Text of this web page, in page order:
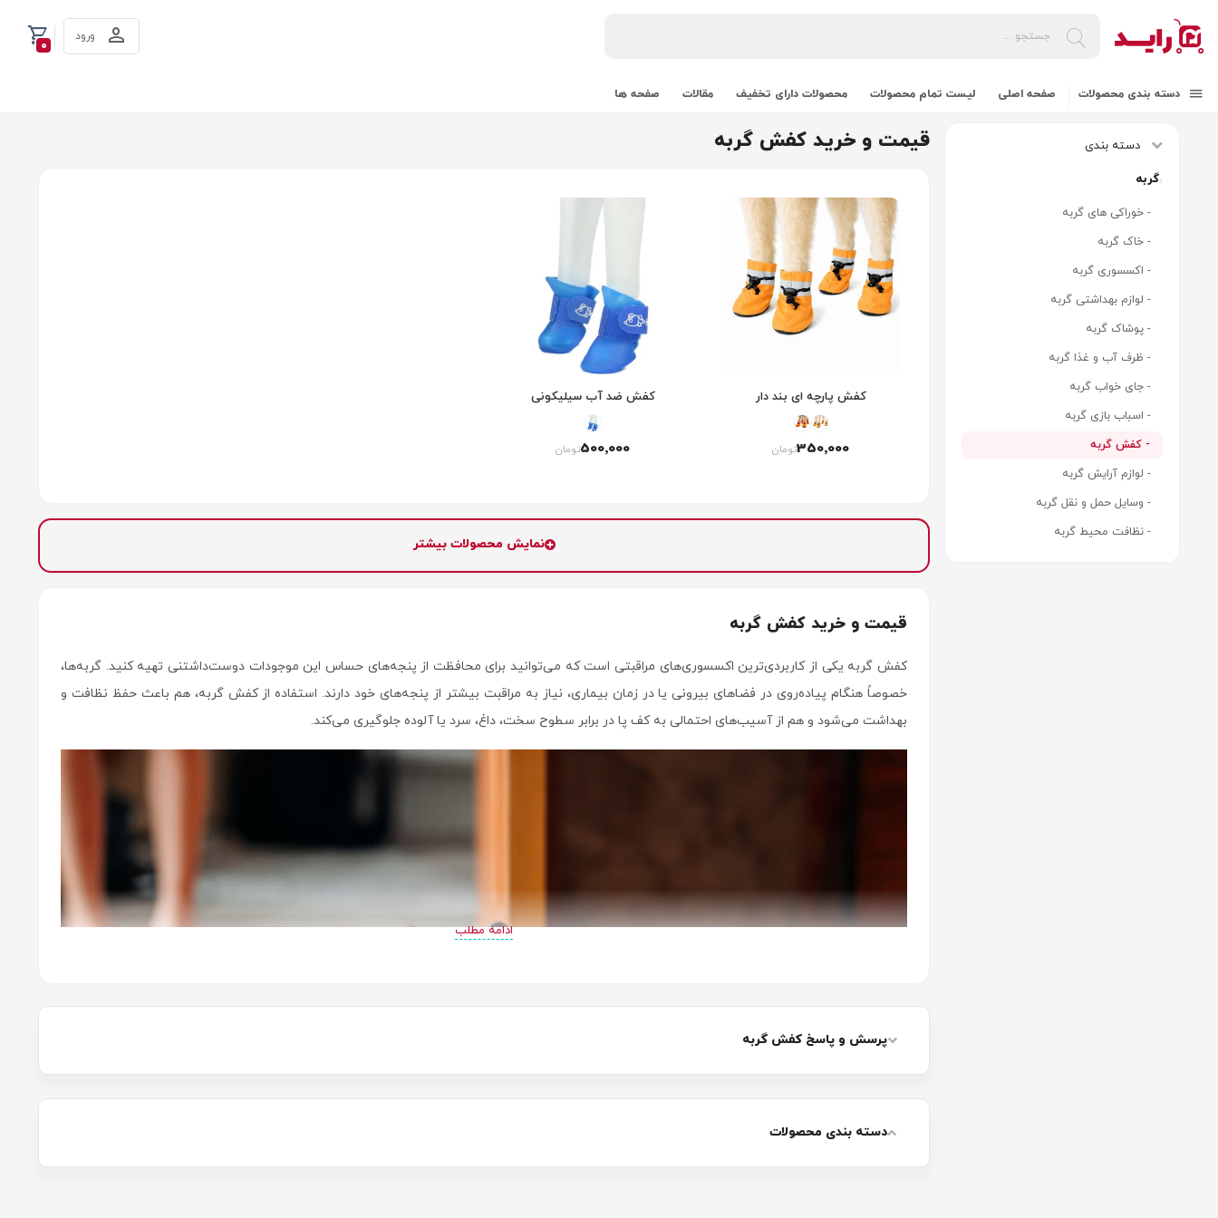
0
ورود
دسته بندی محصولات صفحه اصلی لیست تمام محصولات محصولات دارای تخفیف مقالات صفحه ها
دسته بندی
گربه
- خوراکی های گربه
- خاک گربه
- اکسسوری گربه
- لوازم بهداشتی گربه
- پوشاک گربه
- ظرف آب و غذا گربه
- جای خواب گربه
- اسباب بازی گربه
- کفش گربه
- لوازم آرایش گربه
- وسایل حمل و نقل گربه
- نظافت محیط گربه
قیمت و خرید کفش گربه
کفش پارچه ای بند دار
350٬000تومان
کفش ضد آب سیلیکونی
500٬000تومان
نمایش محصولات بیشتر
قیمت و خرید کفش گربه
کفش گربه یکی از کاربردی‌ترین اکسسوری‌های مراقبتی است که می‌توانید برای محافظت از پنجه‌های حساس این موجودات دوست‌داشتنی تهیه کنید. گربه‌ها،
خصوصاً هنگام پیاده‌روی در فضاهای بیرونی یا در زمان بیماری، نیاز به مراقبت بیشتر از پنجه‌های خود دارند. استفاده از کفش گربه، هم باعث حفظ نظافت و
بهداشت می‌شود و هم از آسیب‌های احتمالی به کف پا در برابر سطوح سخت، داغ، سرد یا آلوده جلوگیری می‌کند.
ادامه مطلب
پرسش و پاسخ کفش گربه
دسته بندی محصولات